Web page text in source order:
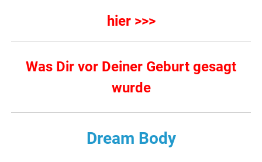
hier >>>
Was Dir vor Deiner Geburt gesagt
wurde
Dream Body